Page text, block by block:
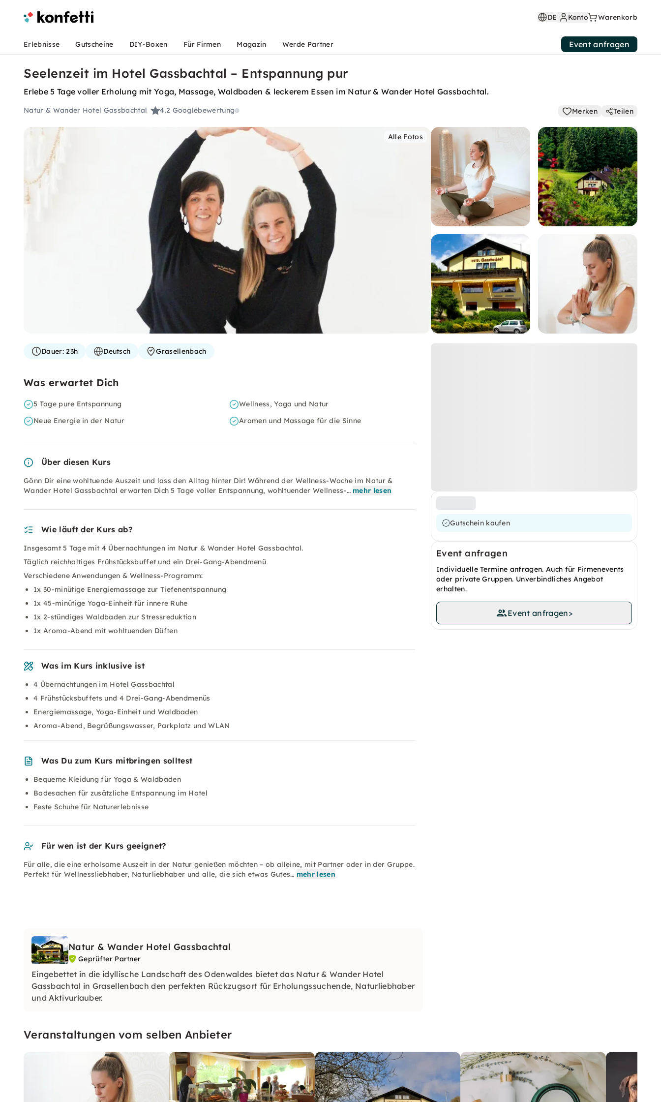
DE Konto Warenkorb
Erlebnisse Gutscheine DIY-Boxen Für Firmen Magazin Werde Partner Event anfragen
Seelenzeit im Hotel Gassbachtal – Entspannung pur
Erlebe 5 Tage voller Erholung mit Yoga, Massage, Waldbaden & leckerem Essen im Natur & Wander Hotel Gassbachtal.
Natur & Wander Hotel Gassbachtal 4.2 Googlebewertung Merken Teilen
Alle Fotos
Gutschein kaufen
Event anfragen
Individuelle Termine anfragen. Auch für Firmenevents
oder private Gruppen. Unverbindliches Angebot
erhalten.
Event anfragen>
Dauer:23h Deutsch Grasellenbach
Was erwartet Dich
5 Tage pure Entspannung
Wellness, Yoga und Natur
Neue Energie in der Natur
Aromen und Massage für die Sinne
Über diesen Kurs
Gönn Dir eine wohltuende Auszeit und lass den Alltag hinter Dir! Während der Wellness-Woche im Natur &
Wander Hotel Gassbachtal erwarten Dich 5 Tage voller Entspannung, wohltuender Wellness-… mehr lesen
Wie läuft der Kurs ab?
Insgesamt 5 Tage mit 4 Übernachtungen im Natur & Wander Hotel Gassbachtal.
Täglich reichhaltiges Frühstücksbuffet und ein Drei-Gang-Abendmenü
Verschiedene Anwendungen & Wellness-Programm:
1x 30-minütige Energiemassage zur Tiefenentspannung
1x 45-minütige Yoga-Einheit für innere Ruhe
1x 2-stündiges Waldbaden zur Stressreduktion
1x Aroma-Abend mit wohltuenden Düften
Was im Kurs inklusive ist
4 Übernachtungen im Hotel Gassbachtal
4 Frühstücksbuffets und 4 Drei-Gang-Abendmenüs
Energiemassage, Yoga-Einheit und Waldbaden
Aroma-Abend, Begrüßungswasser, Parkplatz und WLAN
Was Du zum Kurs mitbringen solltest
Bequeme Kleidung für Yoga & Waldbaden
Badesachen für zusätzliche Entspannung im Hotel
Feste Schuhe für Naturerlebnisse
Für wen ist der Kurs geeignet?
Für alle, die eine erholsame Auszeit in der Natur genießen möchten – ob alleine, mit Partner oder in der Gruppe.
Perfekt für Wellnessliebhaber, Naturliebhaber und alle, die sich etwas Gutes… mehr lesen
Natur & Wander Hotel Gassbachtal
Geprüfter Partner
Eingebettet in die idyllische Landschaft des Odenwaldes bietet das Natur & Wander Hotel
Gassbachtal in Grasellenbach den perfekten Rückzugsort für Erholungssuchende, Naturliebhaber
und Aktivurlauber.
Veranstaltungen vom selben Anbieter